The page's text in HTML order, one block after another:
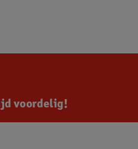
voordelig!